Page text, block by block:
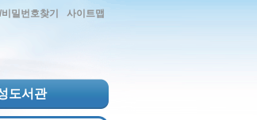
밀번호찾기 사이트맵
도서관